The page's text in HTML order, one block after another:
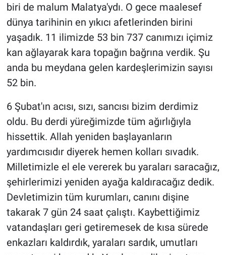
biri de malum Malatya'ydı. O gece maalesef
dünya tarihinin en yıkıcı afetlerinden birini
yaşadık. 11 ilimizde 53 bin 737 canımızı içimiz
kan ağlayarak kara topağın bağrına verdik. Şu
anda bu meydana gelen kardeşlerimizin sayısı
52 bin.
6 Şubat'ın acısı, sızı, sancısı bizim derdimiz
oldu. Bu derdi yüreğimizde tüm ağırlığıyla
hissettik. Allah yeniden başlayanların
yardımcısıdır diyerek hemen kolları sıvadık.
Milletimizle el ele vererek bu yaraları saracağız,
şehirlerimizi yeniden ayağa kaldıracağız dedik.
Devletimizin tüm kurumları, canını dişine
takarak 7 gün 24 saat çalıştı. Kaybettiğimiz
vatandaşları geri getiremesek de kısa sürede
enkazları kaldırdık, yaraları sardık, umutları